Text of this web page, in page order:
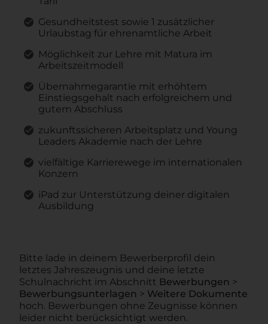
Gesundheitstest sowie 1 zusätzlicher
Urlaubstag für ehrenamtliche Arbeit
Möglichkeit zur Lehre mit Matura im
Arbeitszeitmodell
Übernahmegarantie mit erhöhtem
Einstiegsgehalt nach erfolgreichem und
gutem Abschluss
zukunftssicheren Arbeitsplatz und Young
Leaders Akademie nach der Lehre
vielfältige Karrierewege im internationalen
Konzern
iPad zur Unterstützung deiner digitalen
Ausbildung
Bitte lade in deinem Bewerberprofil dein
letztes Jahreszeugnis und deine letzte
Schulnachricht im Abschnitt Bewerbungen >
Bewerbungsunterlagen > Weitere Dokumente
hoch. Bewerbungen ohne Zeugnisse können
leider nicht berücksichtigt werden.